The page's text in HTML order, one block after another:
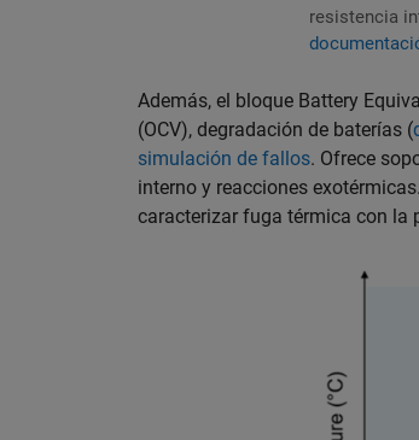
resistencia
Además, el bloque Battery
(OCV), degradación de baterías (
simulación de fallos. Ofrece
interno y reacciones
caracterizar fuga térmica con la